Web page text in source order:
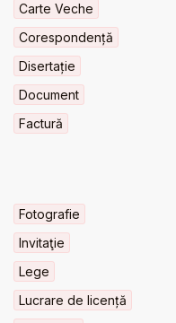
Carte Veche
Corespondență
Disertație
Document
Factură
Fotografie
Invitaţie
Lege
Lucrare de licență